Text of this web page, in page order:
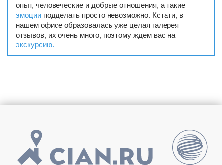
опыт, человеческие и добрые отношения, а такие
эмоции подделать просто невозможно. Кстати, в
нашем офисе образовалась уже целая галерея
отзывов, их очень много, поэтому ждем вас на
экскурсию.